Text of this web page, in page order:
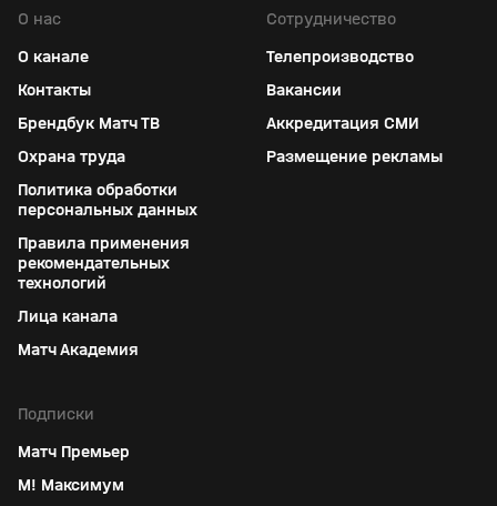
О нас
О канале
Контакты
Брендбук Матч ТВ
Охрана труда
Политика обработки
персональных данных
Правила применения
рекомендательных
технологий
Лица канала
Матч Академия
Сотрудничество
Телепроизводство
Вакансии
Аккредитация СМИ
Размещение рекламы
Подписки
Матч Премьер
М! Максимум